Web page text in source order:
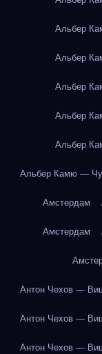
Альбер
Альбер
Альбер
Альбер
Альбер
Альбер Камю —
Амстердам
Амстердам
Антон Чехов —
Антон Чехов —
Антон Чехов —